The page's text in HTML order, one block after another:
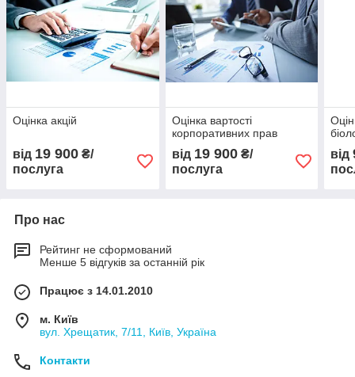
Оцінка акцій
від 19 900 ₴/
послуга
Оцінка вартості
корпоративних прав
від 19 900₴/
послуга
від
Про нас
Рейтинг не сформований
Менше 5 відгуків за останній рік
Працює з 14.01.2010
м. Київ
вул. Хрещатик, 7/11, Київ, Україна
Контакти